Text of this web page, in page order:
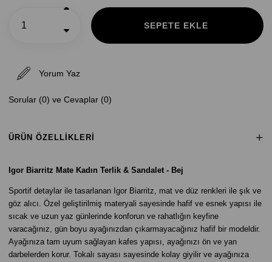
Yorum Yaz
Sorular (0) ve Cevaplar (0)
ÜRÜN ÖZELLIKLERI
Igor Biarritz Mate Kadın Terlik & Sandalet - Bej
Sportif detaylar ile tasarlanan Igor Biarritz, mat ve düz renkleri ile şık ve
göz alıcı. Özel geliştirilmiş materyali sayesinde hafif ve esnek yapısı ile
sıcak ve uzun yaz günlerinde konforun ve rahatlığın keyfine
varacağınız, gün boyu ayağınızdan çıkarmayacağınız hafif bir modeldir.
Ayağınıza tam uyum sağlayan kafes yapısı, ayağınızı ön ve yan
darbelerden korur. Tokalı sayası sayesinde kolay giyilir ve ayağınıza